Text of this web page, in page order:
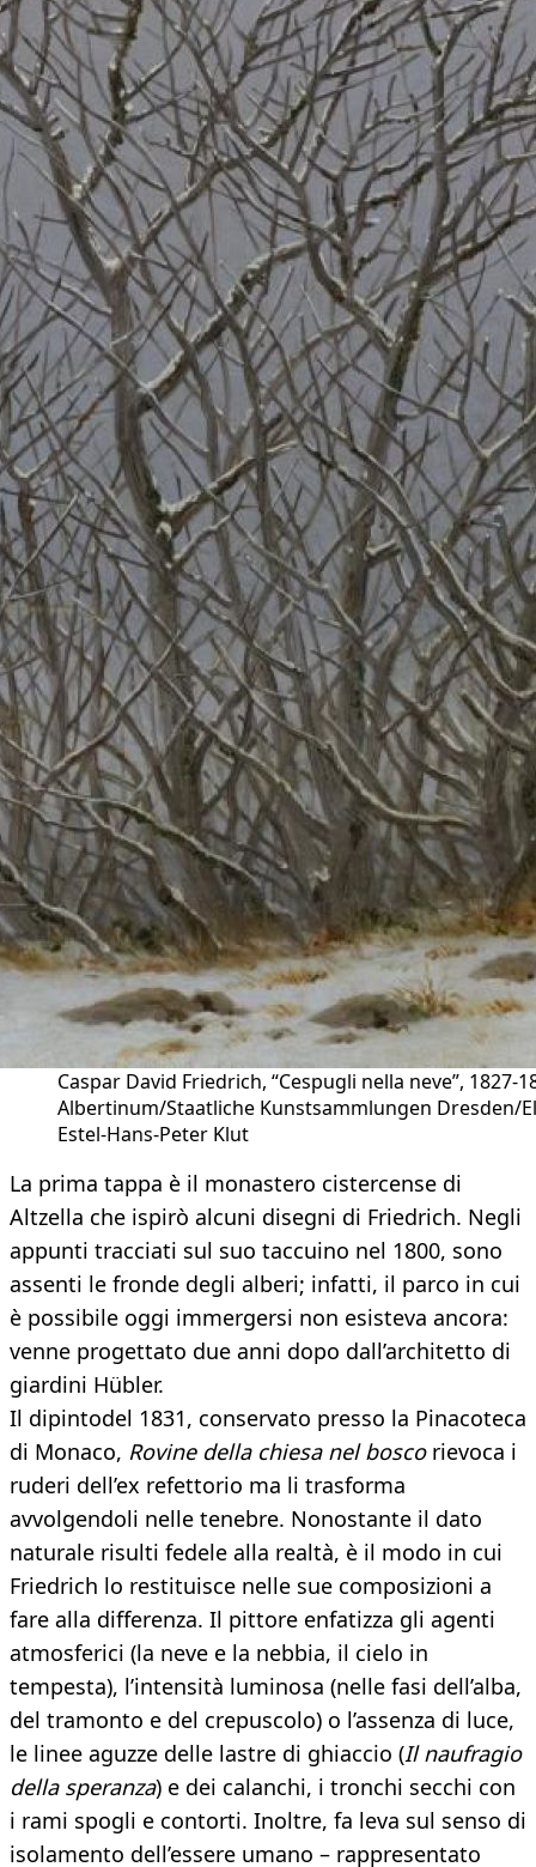
Caspar David Friedrich, “Cespugli nella neve”, 1827-
Albertinum/Staatliche Kunstsammlungen Dresden/
Estel-Hans-Peter Klut
La prima tappa è il monastero cistercense di
Altzella che ispirò alcuni disegni di Friedrich. Negli
appunti tracciati sul suo taccuino nel 1800, sono
assenti le fronde degli alberi; infatti, il parco in cui
è possibile oggi immergersi non esisteva ancora:
venne progettato due anni dopo dall’architetto di
giardini Hübler.
Il dipintodel 1831, conservato presso la Pinacoteca
di Monaco, Rovine della chiesa nel boscorievoca i
ruderi dell’ex refettorio ma li trasforma
avvolgendoli nelle tenebre. Nonostante il dato
naturale risulti fedele alla realtà, è il modo in cui
Friedrich lo restituisce nelle sue composizioni a
fare alla differenza. Il pittore enfatizza gli agenti
atmosferici (la neve e la nebbia, il cielo in
tempesta), l’intensità luminosa (nelle fasi dell’alba,
del tramonto e del crepuscolo) o l’assenza di luce,
le linee aguzze delle lastre di ghiaccio (Il naufragio
della speranza) e dei calanchi, i tronchi secchi con
i rami spogli e contorti. Inoltre, fa leva sul senso di
isolamento dell’essere umano – rappresentato